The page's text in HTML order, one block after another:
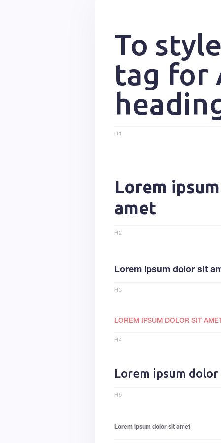
To
tag for
H1
Lorem
amet
H2
Lorem ipsum dolor sit
H3
LOREM IPSUM DOLOR SIT AMET
H4
Lorem ipsum
H5
Lorem ipsum dolor sit amet